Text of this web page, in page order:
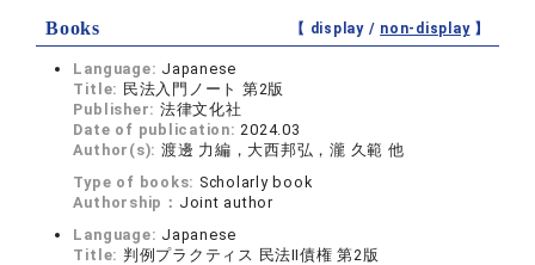
Books 【 display / non-display】
Language: Japanese
Title: 民法入門ノート 第2版
Publisher: 法律文化社
Date of publication:2024.03
Author(s): 渡邊 力編，大西邦弘，瀧 久範 他
Type of books: Scholarly book
Authorship： Joint author
Language: Japanese
Title: 判例プラクティス 民法Ⅱ債権 第2版